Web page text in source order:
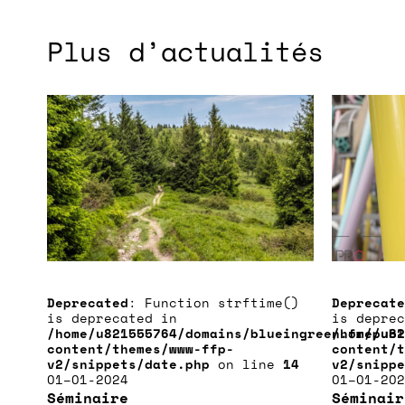
Plus d’actualités
Deprecated: Function strftime()
is deprecated in
/home/u821555764/domains/blueingreen.fr/
content/themes/www-ffp-
v2/snippets/date.php on line 14
01–01-2024
Séminaire
is
/home/
content/
v2/
01–01-